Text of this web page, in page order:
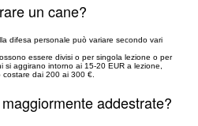
un cane?
difesa personale può variare secondo vari
essere divisi o per singola lezione o per
aggirano intorno ai 15-20 EUR a lezione,
dai 200 ai 300 €.
addestrate?